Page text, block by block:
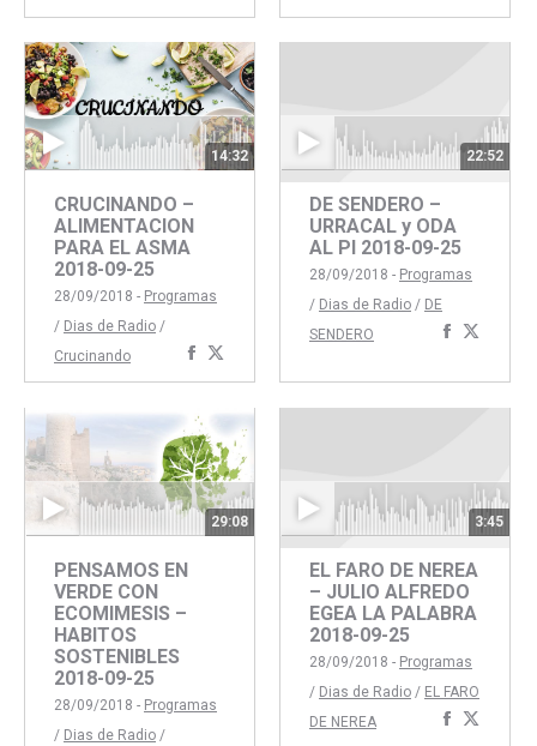
con
Facebook
con
Twitter
concon
14:32
CRUCINANDO –
ALIMENTACION
PARA EL ASMA
2018-09-25
28/09/2018 - Programas
/ Dias de Radio /
Crucinando
Compartir
con
Facebook
con
Twitter
22:52
DE SENDERO –
URRACAL y ODA
AL PI 2018-09-25
28/09/2018 - Programas
/ Dias de Radio / DE
SENDERO
Compartir
29:08
PENSAMOS EN
VERDE CON
ECOMIMESIS –
HABITOS
SOSTENIBLES
2018-09-25
28/09/2018 - Programas
/ Dias de Radio /
3:45
EL FARO DE NEREA
– JULIO ALFREDO
EGEA LA PALABRA
2018-09-25
28/09/2018 - Programas
/ Dias de Radio / EL FARO
DE NEREA
Compartir